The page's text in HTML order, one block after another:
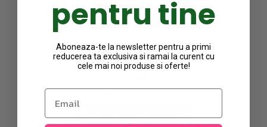
fibre naturale - vernil
56.00lei
a
fost:
56.00lei.
54.32 lei
este:
54.32lei.
Total price:
110.32lei
pentru tine
Aboneaza-te la newsletter pentru a primi
reducerea ta exclusiva si ramai la curent cu
cele mai noi produse si oferte!
Email